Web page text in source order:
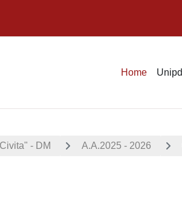
Home Unipd
- DM A.A.2025 - 2026